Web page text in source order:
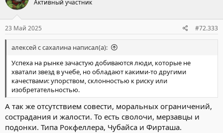
Активный участник
23 Май 2025 #72.333
алексей с сахалина написал(а):
Успеха на рынке зачастую добиваются люди, которые не
хватали звезд в учебе, но обладают какими-то другими
качествами: упорством, склонностью к риску или
изобретательностью.
А так же отсутствием совести, моральных ограничений,
сострадания и жалости. То есть сволочи, мерзавцы и
подонки. Типа Рокфеллера, Чубайса и Фирташа.